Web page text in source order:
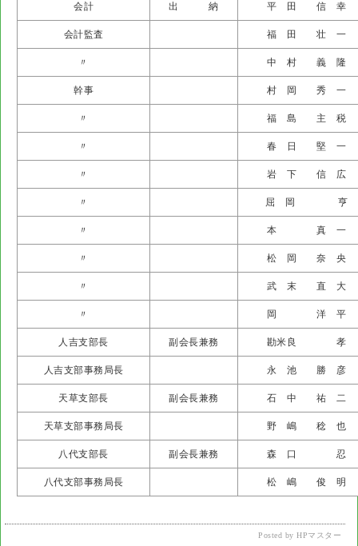
会計 出 納 平 田 信 幸
会計監査 福 田 壮 一
〃 中 村 義 隆
幹事 村 岡 秀 一
〃 福 島 主 税
〃 春 日 堅 一
〃 岩 下 信 広
〃 屈 岡 亨
〃 本 真 一
〃 松 岡 奈 央
〃 武 末 直 大
〃 岡 洋 平
人吉支部長 副会長兼務 勘米良 孝
人吉支部事務局長 永 池 勝 彦
天草支部長 副会長兼務 石 中 祐 二
天草支部事務局長 野 嶋 稔 也
八代支部長 副会長兼務 森 口 忍
八代支部事務局長 松 嶋 俊 明
Posted by HPマスター